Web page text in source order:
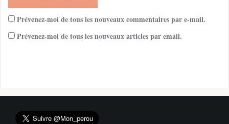
Prévenez-moi de tous les nouveaux commentaires par e-mail.
Prévenez-moi de tous les nouveaux articles par email.